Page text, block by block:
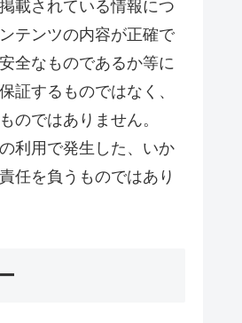
載されている情報につ
テンツの内容が正確で
全なものであるか等に
証するものではなく、
のではありません。
利用で発生した、いか
任を負うものではあり